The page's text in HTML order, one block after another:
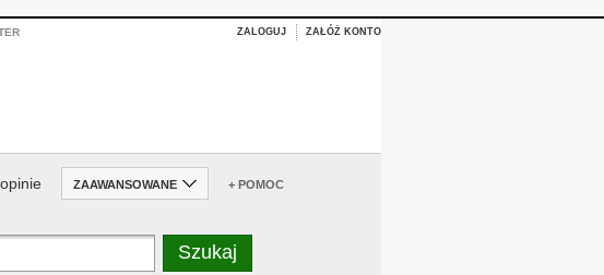
ZALOGUJ ZAŁÓŻ KONTO
ZAAWANSOWANE + POMOC